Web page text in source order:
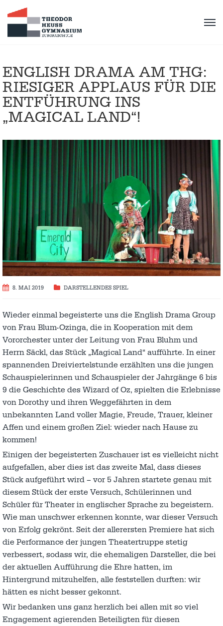
ENGLISH DRAMA AM THG:
RIESIGER APPLAUS FÜR DIE
ENTFÜHRUNG INS
„MAGICAL LAND“!
8. MAI 2019 DARSTELLENDES SPIEL
Wieder einmal begeisterte uns die English Drama Group
von Frau Blum-Ozinga, die in Kooperation mit dem
Vororchester unter der Leitung von Frau Bluhm und
Herrn Säckl, das Stück „Magical Land“ aufführte. In einer
spannenden Dreiviertelstunde erzählten uns die jungen
Schauspielerinnen und Schauspieler der Jahrgänge 6 bis
9 die Geschichte des Wizard of Oz, spielten die Erlebnisse
von Dorothy und ihren Weggefährten in dem
unbekannten Land voller Magie, Freude, Trauer, kleiner
Affen und einem großen Ziel: wieder nach Hause zu
kommen!
Einigen der begeisterten Zuschauer ist es vielleicht nicht
aufgefallen, aber dies ist das zweite Mal, dass dieses
Stück aufgeführt wird – vor 5 Jahren startete genau mit
diesem Stück der erste Versuch, Schülerinnen und
Schüler für Theater in englischer Sprache zu begeistern.
Wie man unschwer erkennen konnte, war dieser Versuch
von Erfolg gekrönt. Seit der allerersten Premiere hat sich
die Performance der jungen Theatertruppe stetig
verbessert, sodass wir, die ehemaligen Darsteller, die bei
der aktuellen Aufführung die Ehre hatten, im
Hintergrund mitzuhelfen, alle feststellen durften: wir
hätten es nicht besser gekonnt.
Wir bedanken uns ganz herzlich bei allen mit so viel
Engagement agierenden Beteiligten für diesen